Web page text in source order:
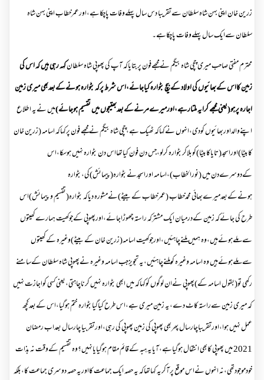
زرین خان اپنی بہن شاہ سلطان سےتقریبا دس سال پہلےوفات پاچکاہے،اورعمرخطاب اپنی بہن شاہ
سلطان سےایک سال پہلےوفات پاچکاہے۔
محترم مفتی صاحب میری چچی شاہ بیگم نےمجھےفون پربتایاکہ آپ کی پھوپی شاہ سلطانکہہ رہی ہیں کہ اس کی
زمین کااس کےبھائیوں کی اولاد کےبیچ بٹوارہ کیاجائے،اس شرط پرکہ بٹوارہ ہونےکےبعدبھی میری زمین
اجارہ پرہو(یعنی مجھے کرایہ ملتارہے،اورمیرےمرنےکےبعدبھتیجوں میں تقسیم ہوجائے)میں نےیہ اطلاع
اپنےوالداوربھائیوں کودی،انہوں نےکہاکہ ٹھیک ہے،چچی شاہ بیگم نےمجھے فون پرکہاکہ اسامہ (زرین خان
کابیٹا)اوراسجد(تایاکابیٹا)کوبلاکربٹوارہ کرلو،جس دن فون کیاتھااس دن بٹوارہ نہیں ہوسکا،اس
کےدوسرےدن میں (نورالخطاب)،اسامہ اوراسجدنےبٹوارہ(پیمائش)کی،بٹوارہ
ہونےکےبعدمیرےبھائی محمدخطاب (عمرخطاب کےبیٹے)نےمشورہ دیاکہ بٹوارہ(تقسیم و پیمائش)اس
طرح کی جائےکہ زمین کےدرمیان ایک مشترکہ راستہ چھوڑاجائے،اورپھوپی کےجوکھیت ہمارےکھیتوں
سےملےہوئےہیں،وہ ہمیں ملنےچاہئیں،اورجوکھیت اسامہ(زرین خان کےبیٹے)وغیرہ کےکھیتوں
سےملےہوئےہیں وہ اسامہ وغیرہ کوملنےچاہئیں،یہ تجویزجب اسامہ وغیرہ نےپھوپی شاہ سلطان کےسامنے
رکھی تو(بقول اسامہ کے)پھوپی نےان لوگوں کوکہاکہ میں ابھی بٹوارہ نہیں کرناچاہتی،یعنی کسی کواجازت نہیں
کہ میری زمین سےراستہ کاٹ دے،یہ زمین میری ہے،اس طرح کیاگیابٹوارہ ختم ہوگیا،اس کےبعدکچھ
عمل نہیں ہوا،اورتقریباچارسال پھربھی پھوپی کی زمین پھوپی کی رہی،اورتقربیا چارسال بعداب رمضان
2021 میں پھوپی کابھی انتقال ہوگیاہے،آیایہ ہبہ کےقائم مقام ہوگیایانہیں؟وہ تقسیم کےوقت نہ بذات
خودموجودتھی،نہ انہوں نےاس موقع پرآکریہ کہاتھاکہ یہ حصہ ایک جماعت کااوریہ حصہ دوسری جماعت کا،بلکہ